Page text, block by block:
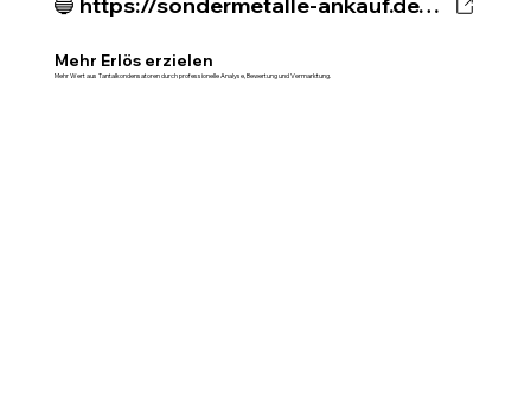
🔵 https://sondermetalle-ankauf.de/wissenszentrum/tantal-kondensatoren-mehrerloes
Mehr Erlös erzielen
Mehr Wert aus Tantalkondensatoren durch professionelle Analyse, Bewertung und Vermarktung.